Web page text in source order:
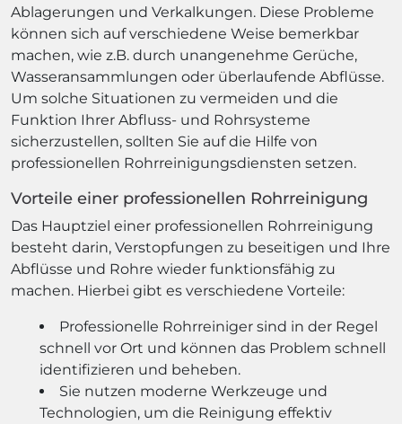
Ablagerungen und Verkalkungen. Diese Probleme
können sich auf verschiedene Weise bemerkbar
machen, wie z.B. durch unangenehme Gerüche,
Wasseransammlungen oder überlaufende Abflüsse.
Um solche Situationen zu vermeiden und die
Funktion Ihrer Abfluss- und Rohrsysteme
sicherzustellen, sollten Sie auf die Hilfe von
professionellen Rohrreinigungsdiensten setzen.
Vorteile einer professionellen Rohrreinigung
Das Hauptziel einer professionellen Rohrreinigung
besteht darin, Verstopfungen zu beseitigen und Ihre
Abflüsse und Rohre wieder funktionsfähig zu
machen. Hierbei gibt es verschiedene Vorteile:
Professionelle Rohrreiniger sind in der Regel
schnell vor Ort und können das Problem schnell
identifizieren und beheben.
Sie nutzen moderne Werkzeuge und
Technologien, um die Reinigung effektiv